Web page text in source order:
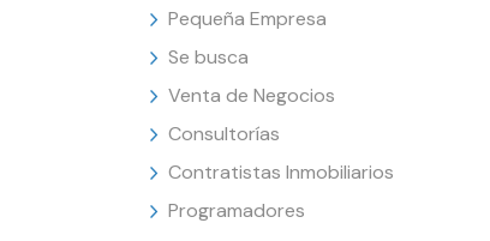
Pequeña Empresa
Se busca
Venta de Negocios
Consultorías
Contratistas Inmobiliarios
Programadores